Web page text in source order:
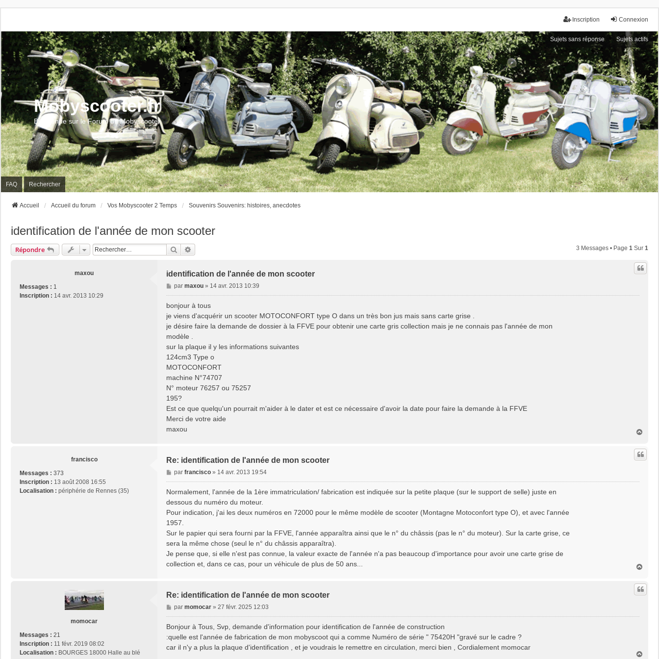
Connexion
Inscription
Sujets sans réponse Sujets actifs
Mobyscooter.fr
Bienvenue sur le Forum du Mobyscooter
FAQ Rechercher
Accueil Accueil du forum Vos Mobyscooter 2 Temps Souvenirs Souvenirs: histoires, anecdotes
identification de l'année de mon scooter
Répondre Rechercher 3 Messages • Page 1 Sur 1
maxou
Messages : 1
Inscription : 14 avr. 2013 10:29
identification de l'année de mon scooter
M
e
s
g
e
par maxou» 14 avr. 2013 10:39
bonjour à tous
je viens d'acquérir un scooter MOTOCONFORT type O dans un très bon jus mais sans carte grise .
je désire faire la demande de dossier à la FFVE pour obtenir une carte gris collection mais je ne connais pas l'année de mon
modèle .
sur la plaque il y les informations suivantes
124cm3 Type o
MOTOCONFORT
machine N°74707
N° moteur 76257 ou 75257
195?
Est ce que quelqu'un pourrait m'aider à le dater et est ce nécessaire d'avoir la date pour faire la demande à la FFVE
Merci de votre aide
maxou
u
francisco
Messages : 373
Inscription : 13 août 2008 16:55
Localisation : périphérie de Rennes (35)
Re: identification de l'année de mon scooter
M
e
s
g
e
par francisco» 14 avr. 2013 19:54
Normalement, l'année de la 1ère immatriculation/ fabrication est indiquée sur la petite plaque (sur le support de selle) juste en
dessous du numéro du moteur.
Pour indication, j'ai les deux numéros en 72000 pour le même modèle de scooter (Montagne Motoconfort type O), et avec l'année
1957.
Sur le papier qui sera fourni par la FFVE, l'année apparaîtra ainsi que le n° du châssis (pas le n° du moteur). Sur la carte grise, ce
sera la même chose (seul le n° du châssis apparaîtra).
Je pense que, si elle n'est pas connue, la valeur exacte de l'année n'a pas beaucoup d'importance pour avoir une carte grise de
collection et, dans ce cas, pour un véhicule de plus de 50 ans...
u
momocar
Messages : 21
Inscription : 11 févr. 2019 08:02
Localisation : BOURGES 18000 Halle au blé
Re: identification de l'année de mon scooter
M
e
s
g
par momocar» 27 févr. 2025 12:03
Bonjour à Tous, Svp, demande d'information pour identification de l'année de construction
:quelle est l'année de fabrication de mon mobyscoot qui a comme Numéro de série " 75420H "gravé sur le cadre ?
car il n'y a plus la plaque d'identification , et je voudrais le remettre en circulation, merci bien , Cordialement momocar